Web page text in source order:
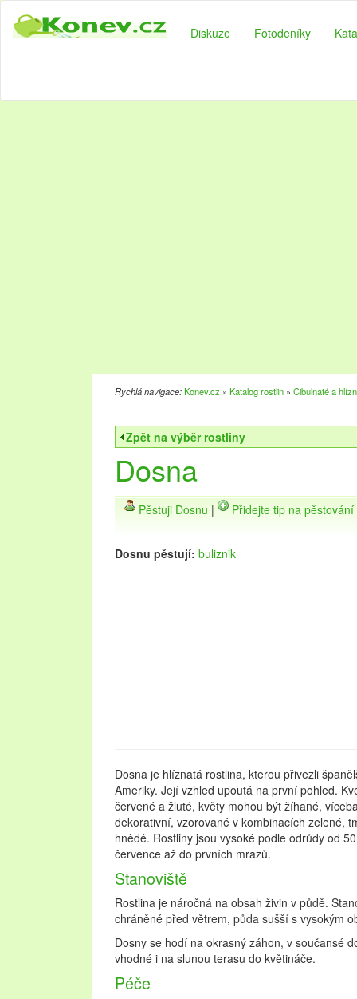
Diskuze Fotodeníky
Rychlá navigace:Konev.cz » Katalog rostlin » Cibulnaté a
Zpět na výběr rostliny
Dosna
Pěstuji Dosnu | Přidejte tip na pěstování
Dosnu pěstují: buliznik
Dosna je hlíznatá rostlina, kterou přivezli
Ameriky. Její vzhled upoutá na první pohled.
červené a žluté, květy mohou být žíhané,
dekorativní, vzorované v kombinacích zelené,
hnědé. Rostliny jsou vysoké podle odrůdy od
července až do prvních mrazů.
Stanoviště
Rostlina je náročná na obsah živin v půdě.
chráněné před větrem, půda sušší s vysokým
Dosny se hodí na okrasný záhon, v součansé
vhodné i na slunou terasu do květináče.
Péče